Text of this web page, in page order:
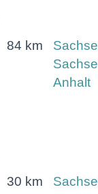
84 km
Anhalt
30 km